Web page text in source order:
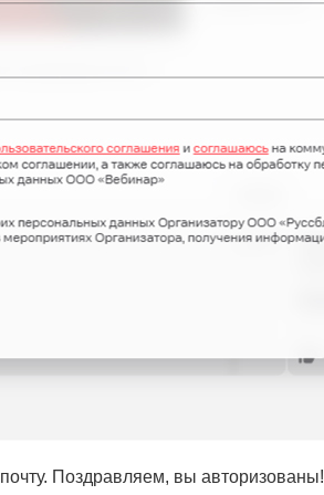
Поздравляем, вы авторизованы!